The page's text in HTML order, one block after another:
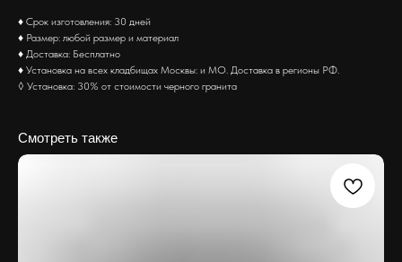
♦ Срок изготовления: 30 дней
♦ Размер: любой размер и материал
♦ Доставка: Бесплатно
♦ Установка на всех кладбищах Москвы: и МО. Доставка в регионы РФ.
◊ Установка: 30% от стоимости черного гранита
Смотреть также